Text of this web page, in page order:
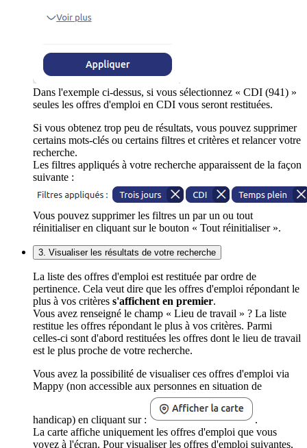
Dans l'exemple ci-dessus, si vous sélectionnez « CDI (941) »
seules les offres d'emploi en CDI vous seront restituées.
Si vous obtenez trop peu de résultats, vous pouvez supprimer
certains mots-clés ou certains filtres et critères et relancer votre
recherche.
Les filtres appliqués à votre recherche apparaissent de la façon
suivante :
Vous pouvez supprimer les filtres un par un ou tout
réinitialiser en cliquant sur le bouton « Tout réinitialiser ».
3. Visualiser les résultats de votre recherche
La liste des offres d'emploi est restituée par ordre de
pertinence. Cela veut dire que les offres d'emploi répondant le
plus à vos critères s'affichent en premier.
Vous avez renseigné le champ « Lieu de travail » ? La liste
restitue les offres répondant le plus à vos critères. Parmi
celles-ci sont d'abord restituées les offres dont le lieu de travail
est le plus proche de votre recherche.
Vous avez la possibilité de visualiser ces offres d'emploi via
Mappy (non accessible aux personnes en situation de
handicap) en cliquant sur :
.
La carte affiche uniquement les offres d'emploi que vous
voyez à l'écran. Pour visualiser les offres d'emploi suivantes,